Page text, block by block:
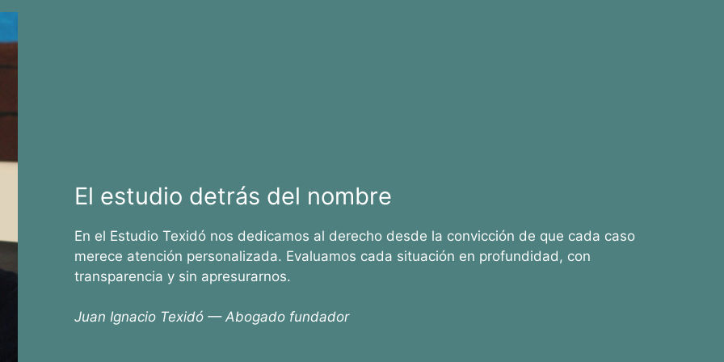
El estudio detrás del nombre
En el Estudio Texidó nos dedicamos al derecho desde la convicción de que cada caso
merece atención personalizada. Evaluamos cada situación en profundidad, con
transparencia y sin apresurarnos.
Juan Ignacio Texidó — Abogado fundador